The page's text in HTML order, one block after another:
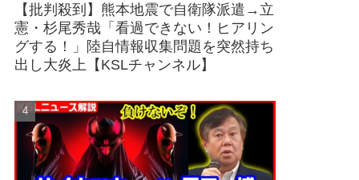
【批判殺到】熊本地震で自衛隊派遣→立
憲・杉尾秀哉「看過できない！ヒアリン
グする！」陸自情報収集問題を突然持ち
出し大炎上【KSLチャンネル】